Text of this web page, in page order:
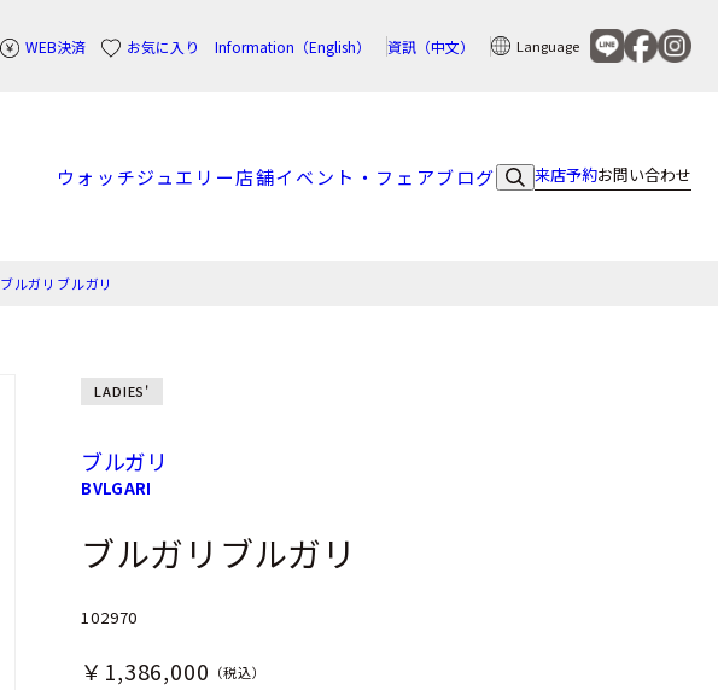
WEB決済 お気に入り Information（English） 資訊（中文） Language
ウォッチジュエリー店舗イベント・フェアブログ 来店予約お問い合わせ
ブルガリブルガリ
LADIES'
ブルガリ
BVLGARI
ブルガリブルガリ
102970
￥1,386,000 （税込）